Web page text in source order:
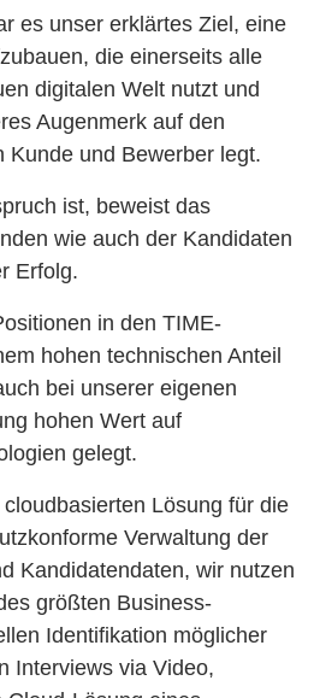
es unser erklärtes Ziel, eine
die einerseits alle
digitalen Welt nutzt und
Augenmerk auf den
Kunde und Bewerber legt.
ist, beweist das
wie auch der Kandidaten
Erfolg.
in den TIME-
hohen technischen Anteil
bei unserer eigenen
hohen Wert auf
gelegt.
Lösung für die
Verwaltung der
Kandidatendaten, wir nutzen
größten Business-
Identifikation möglicher
Interviews via Video,